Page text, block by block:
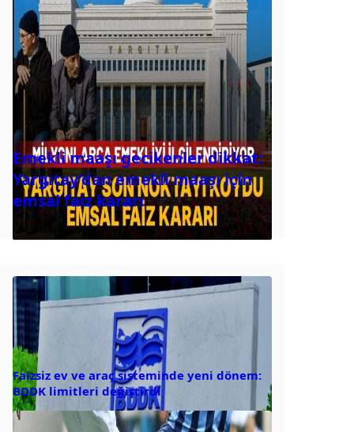
Emekli maaşı gecikenler dikkat:
Yargıtay’dan emekli maaşı için
emsal faiz kararı
Faizsiz ev ve araç sisteminde yeni dönem:
BDDK limitleri değiştirdi